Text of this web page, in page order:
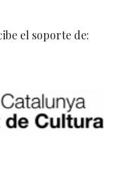
el soporte de: